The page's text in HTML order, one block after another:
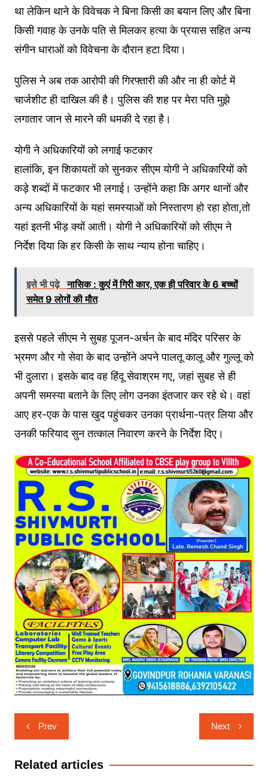
था लेकिन थाने के विवेचक ने बिना किसी का बयान लिए और बिना
किसी गवाह के उनके पति से मिलकर हत्या के प्रयास सहित अन्य
संगीन धाराओं को विवेचना के दौरान हटा दिया।
पुलिस ने अब तक आरोपी की गिरफ्तारी की और ना ही कोर्ट में
चार्जशीट ही दाखिल की है। पुलिस की शह पर मेरा पति मुझे
लगातार जान से मारने की धमकी दे रहा है।
योगी ने अधिकारियों को लगाई फटकार
हालांकि, इन शिकायतों को सुनकर सीएम योगी ने अधिकारियों को
कड़े शब्दों में फटकार भी लगाई। उन्होंने कहा कि अगर थानों और
अन्य अधिकारियों के यहां समस्याओं को निस्तारण हो रहा होता,तो
यहां इतनी भीड़ क्यों आती। योगी ने अधिकारियों को सीएम ने
निर्देश दिया कि हर किसी के साथ न्याय होना चाहिए।
इसे भी पढ़े नासिक : कुएं में गिरी कार, एक ही परिवार के 6 बच्चों
समेत 9 लोगों की मौत
इससे पहले सीएम ने सुबह पूजन-अर्चन के बाद मंदिर परिसर के
भ्रमण और गो सेवा के बाद उन्होंने अपने पालतू कालू और गुल्लू को
भी दुलारा। इसके बाद वह हिंदू सेवाश्रम गए, जहां सुबह से ही
अपनी समस्या बताने के लिए लोग उनका इंतजार कर रहे थे। वहां
आए हर-एक के पास खुद पहुंचकर उनका प्रार्थना-पत्र लिया और
उनकी फरियाद सुन तत्काल निवारण करने के निर्देश दिए।
Post
navigation
Prev Next
Related articles